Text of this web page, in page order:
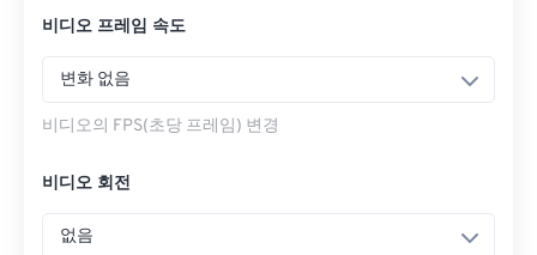
비디오 프레임 속도
변화 없음
비디오의 FPS(초당 프레임) 변경
비디오 회전
없음